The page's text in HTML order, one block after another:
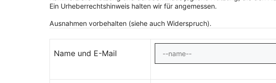
Ein Urheberrechtshinweis halten wir für angemessen.
Ausnahmen vorbehalten (siehe auch Widerspruch).
Name und E-Mail